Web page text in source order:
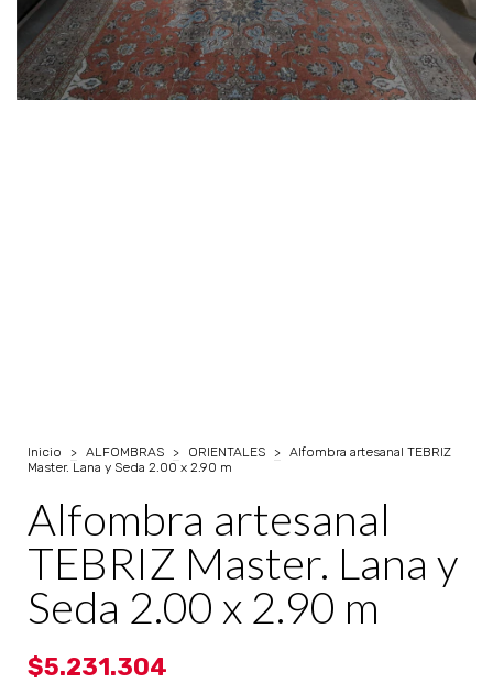
Inicio > ALFOMBRAS > ORIENTALES > Alfombra artesanal TEBRIZ
Master. Lana y Seda 2.00 x 2.90 m
Alfombra artesanal
TEBRIZ Master. Lana y
Seda 2.00 x 2.90 m
$5.231.304